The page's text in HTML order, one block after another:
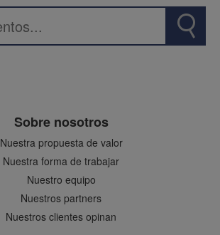
Sobre nosotros
Nuestra propuesta de valor
Nuestra forma de trabajar
Nuestro equipo
Nuestros partners
Nuestros clientes opinan